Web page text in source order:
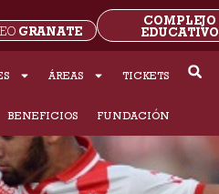
COMPLEJO
EDUCATIVO
GRANATE
ÁREAS TICKETS
BENEFICIOS FUNDACIÓN